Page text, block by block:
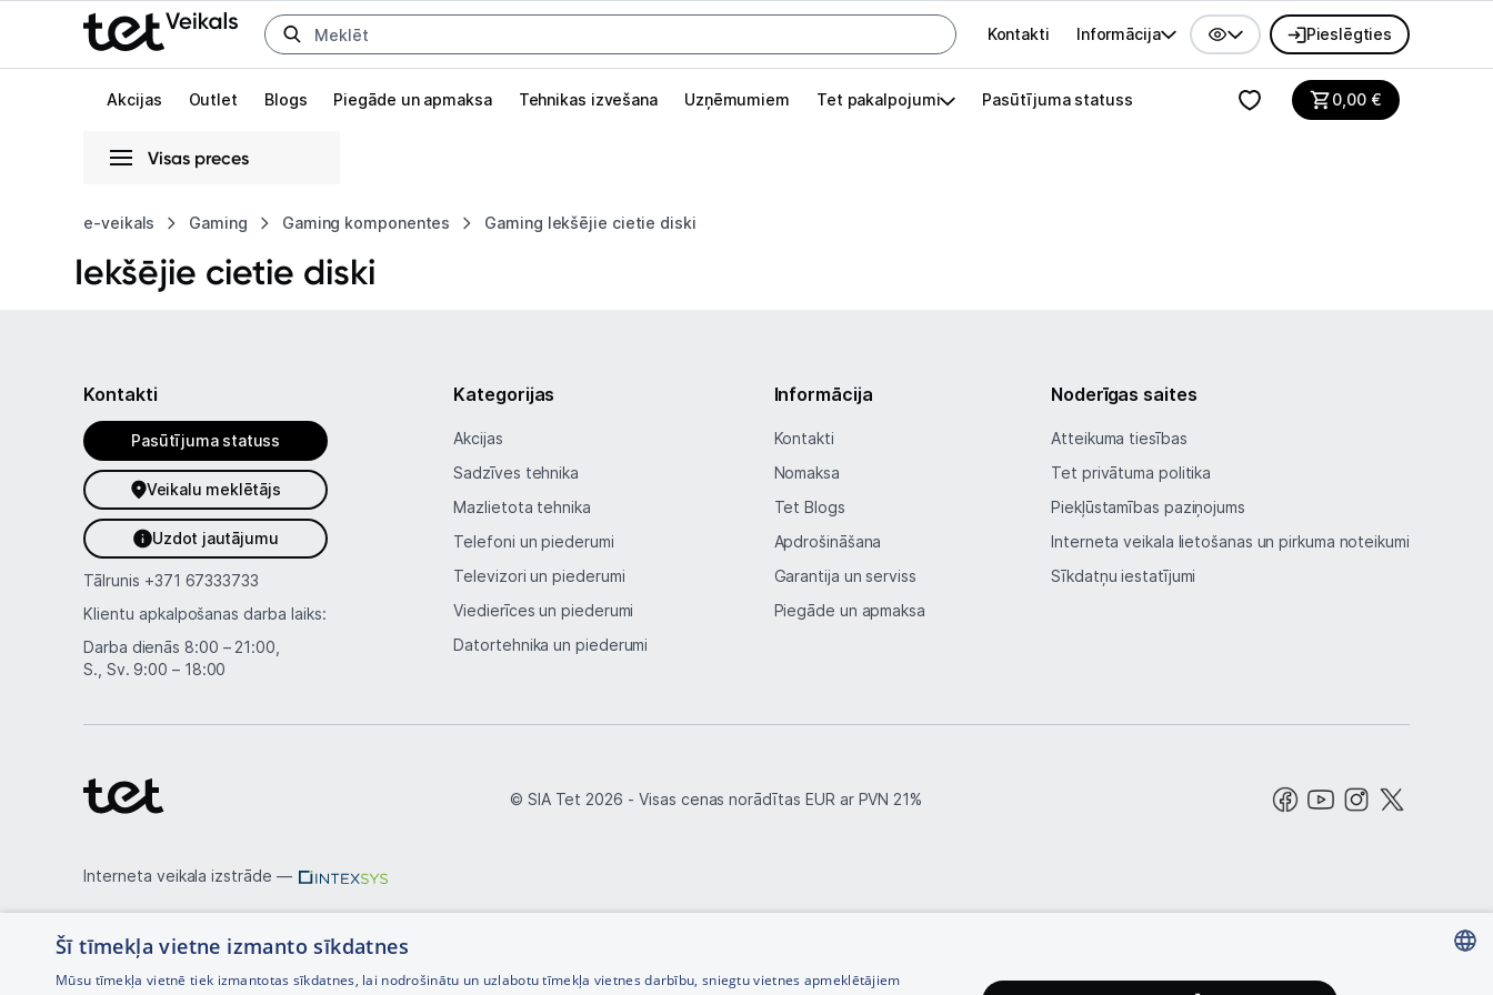
Uz kategorijam Uz galveno saturu
Galvenes izvēlne
Kontakti Informācija Pieslēgties
Akcijas Outlet Blogs Piegāde un apmaksa Tehnikas izvešana Uzņēmumiem Tet pakalpojumi Pasūtījuma statuss 0,00€
Visas preces
e-veikals Gaming Gaming komponentes Gaming Iekšējie сietie diski
Pieslēgties
Perifērijas ierīces
Vēlmju saraksts
Blogs
Tet pakalpojumi
Kontakti
Animācijas
Iekšējie сietie diski
Kontakti
Pasūtījuma statuss
Veikalu meklētājs
Uzdot jautājumu
Tālrunis +371 67333733
Klientu apkalpošanas darba laiks:
Darba dienās 8:00 – 21:00,
S., Sv. 9:00 – 18:00
Kategorijas
Akcijas
Sadzīves tehnika
Mazlietota tehnika
Telefoni un piederumi
Televizori un piederumi
Viedierīces un piederumi
Datortehnika un piederumi
Informācija
Kontakti
Nomaksa
Tet Blogs
Apdrošināšana
Garantija un serviss
Piegāde un apmaksa
Noderīgas saites
Atteikuma tiesības
Tet privātuma politika
Piekļūstamības paziņojums
Interneta veikala lietošanas un pirkuma noteikumi
Sīkdatņu iestatījumi
© SIA Tet 2026 - Visas cenas norādītas EUR ar PVN 21%
Interneta veikala izstrāde —
Šī tīmekļa vietne izmanto sīkdatnes
Mūsu tīmekļa vietnē tiek izmantotas sīkdatnes, lai nodrošinātu un uzlabotu tīmekļa vietnes darbību, sniegtu vietnes apmeklētājiem